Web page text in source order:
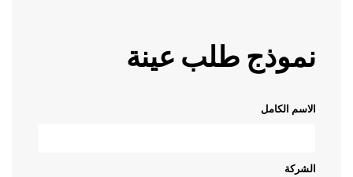
نموذج طلب عينة
الاسم الكامل
الشركة